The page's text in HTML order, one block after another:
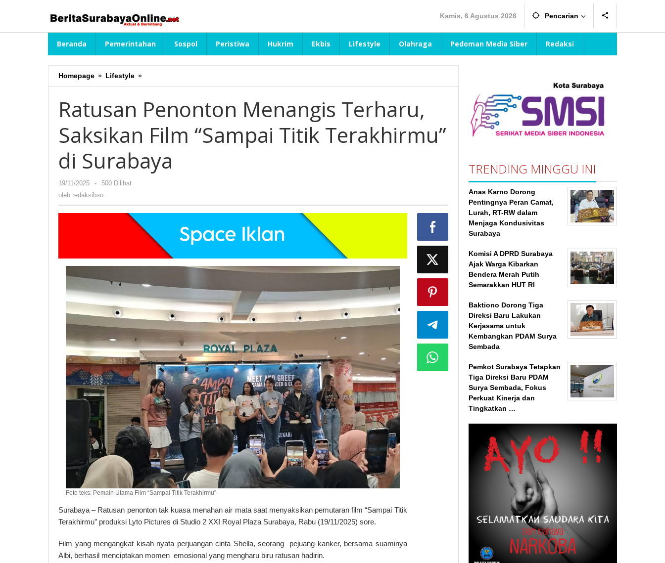
Kamis, 6 Agustus 2026 Pencarian
Beranda Pemerintahan Sospol Peristiwa Hukrim Ekbis Lifestyle Olahraga Pedoman Media Siber Redaksi
Homepage » Lifestyle »
Penonton
Terharu,
Saksikan
Film
"Sampai
Terakhirmu"
di
Ratusan Penonton Menangis Terharu,
Saksikan Film “Sampai Titik Terakhirmu”
di Surabaya
19/11/2025
oleh
redaksibso
-
500 Dilihat
oleh redaksibso
Foto teks: Pemain Utama Film “Sampai Titik Terakhirmu”
Surabaya – Ratusan penonton tak kuasa menahan air mata saat menyaksikan pemutaran film “Sampai Titik
Terakhirmu” produksi Lyto Pictures di Studio 2 XXI Royal Plaza Surabaya, Rabu (19/11/2025) sore.
Film yang mengangkat kisah nyata perjuangan cinta Shella, seorang pejuang kanker, bersama suaminya
Albi, berhasil menciptakan momen emosional yang mengharu biru ratusan hadirin.
TRENDING MINGGU INI
Anas Karno Dorong
Pentingnya Peran Camat,
Lurah, RT-RW dalam
Menjaga Kondusivitas
Surabaya
Komisi A DPRD Surabaya
Ajak Warga Kibarkan
Bendera Merah Putih
Semarakkan HUT RI
Baktiono Dorong Tiga
Direksi Baru Lakukan
Kerjasama untuk
Kembangkan PDAM Surya
Sembada
Pemkot Surabaya Tetapkan
Tiga Direksi Baru PDAM
Surya Sembada, Fokus
Perkuat Kinerja dan
Tingkatkan …